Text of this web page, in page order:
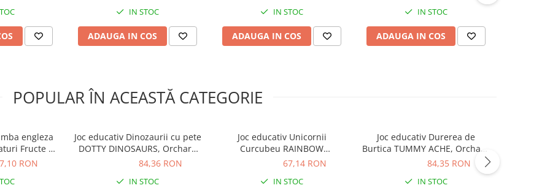
IN STOC
ADAUGA IN COS
IN STOC
ADAUGA IN COS
IN STOC
ADAUGA IN COS
POPULAR ÎN ACEASTĂ CATEGORIE
engleza
Fructe si
2-3 ani
RON
Joc educativ Dinozaurii cu pete
DOTTY DINOSAURS, Orchard
Toys, 2-3 ani +
84,36 RON
IN STOC
Joc educativ Unicornii
Curcubeu RAINBOW
UNICORNS, Orchard Toys, 3 - 5
67,14 RON
IN STOC
Joc educativ Durerea de
Burtica TUMMY ACHE, Orchard
Toys, 2-3 ani +
84,35 RON
IN STOC